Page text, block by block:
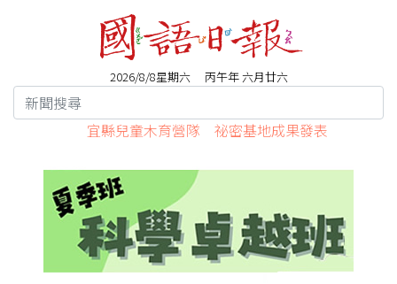
2026/8/8星期六 丙午年 六月廿六
宜縣兒童木育營隊 祕密基地成果發表